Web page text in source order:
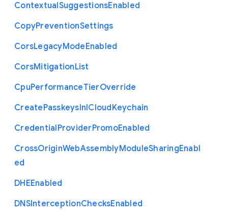
ContextualSuggestionsEnabled
CopyPreventionSettings
CorsLegacyModeEnabled
CorsMitigationList
CpuPerformanceTierOverride
CreatePasskeysInICloudKeychain
CredentialProviderPromoEnabled
CrossOriginWebAssemblyModuleSharingEnabl
ed
DHEEnabled
DNSInterceptionChecksEnabled